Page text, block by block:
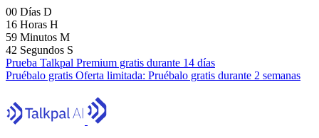
00 Días D
16 Horas H
59 Minutos M
40 Segundos S
Prueba Talkpal Premium gratis durante 14 días
Pruébalo gratis Oferta limitada: Pruébalo gratis durante 2 semanas